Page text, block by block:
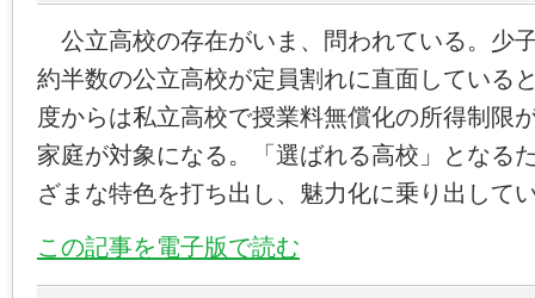
公立高校の存在がいま、問われている。少
約半数の公立高校が定員割れに直面している
度からは私立高校で授業料無償化の所得制限
家庭が対象になる。「選ばれる高校」となる
ざまな特色を打ち出し、魅力化に乗り出して
この記事を電子版で読む